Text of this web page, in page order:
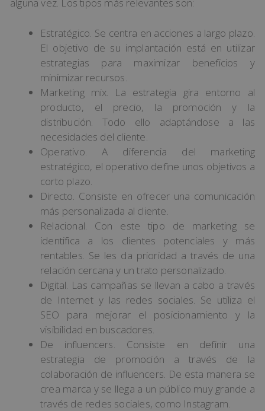
alguna vez. Los tipos más relevantes son:
Estratégico. Se centra en acciones a largo plazo.
El objetivo de su implantación está en utilizar
estrategias para maximizar beneficios y
minimizar recursos.
Marketing mix. La estrategia gira entorno al
producto, el precio, la promoción y la
distribución. Todo ello adaptándose a las
necesidades del cliente.
Operativo. A diferencia del marketing
estratégico, el operativo define unos objetivos a
corto plazo.
Directo. Consiste en ofrecer una comunicación
más personalizada al cliente.
Relacional. Con este tipo de marketing se
identifica a los clientes potenciales y más
rentables. Se les da prioridad a través de una
relación cercana y un trato personalizado.
Digital. Las campañas se llevan a cabo a través
de Internet y las redes sociales. Se utiliza el
SEO para mejorar el posicionamiento y la
visibilidad en buscadores.
De influencers. Consiste en definir una
estrategia de promoción a través de la
colaboración de influencers. De esta manera se
crea marca y se llega a un público muy grande a
través de redes sociales, como Instagram.